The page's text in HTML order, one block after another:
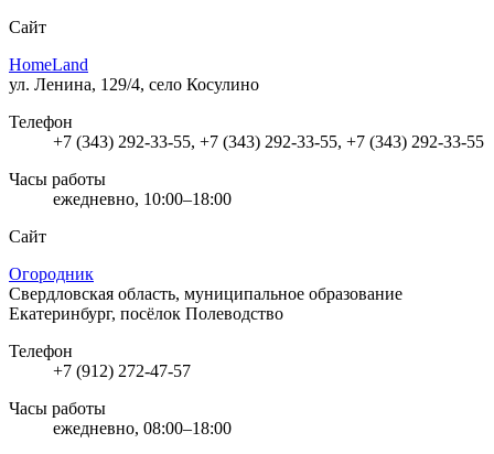
Сайт
HomeLand
ул. Ленина, 129/4, село Косулино
Телефон
+7 (343) 292-33-55, +7 (343) 292-33-55, +7 (343) 292-33-55
Часы работы
ежедневно, 10:00–18:00
Сайт
Огородник
Свердловская область, муниципальное образование
Екатеринбург, посёлок Полеводство
Телефон
+7 (912) 272-47-57
Часы работы
ежедневно, 08:00–18:00